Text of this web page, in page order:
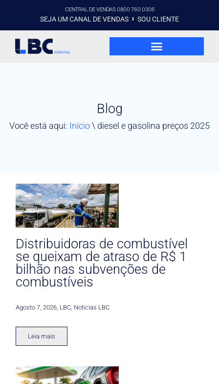
CENTRAL DE VENDAS 0800 760 0305
SEJA UM CANAL DE VENDAS SOU CLIENTE
Blog
Você está aqui: Início\ diesel e gasolina preços 2025
Distribuidoras de combustível
se queixam de atraso de R$ 1
bilhão nas subvenções de
combustíveis
Agosto 7, 2026 LBC Noticias LBC
Leia mais